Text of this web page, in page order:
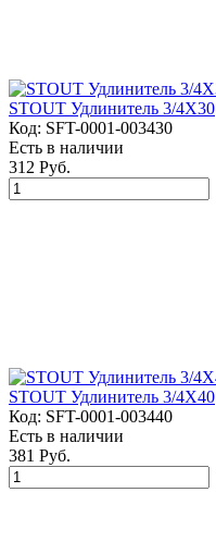
STOUT Удлинитель 3/4X30
Код: SFT-0001-003430
Есть в наличии
312 Руб.
STOUT Удлинитель 3/4X40
Код: SFT-0001-003440
Есть в наличии
381 Руб.